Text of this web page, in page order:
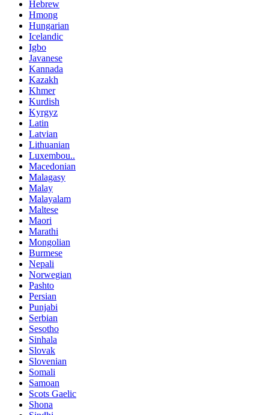
Hebrew
Hmong
Hungarian
Icelandic
Igbo
Javanese
Kannada
Kazakh
Khmer
Kurdish
Kyrgyz
Latin
Latvian
Lithuanian
Luxembou..
Macedonian
Malagasy
Malay
Malayalam
Maltese
Maori
Marathi
Mongolian
Burmese
Nepali
Norwegian
Pashto
Persian
Punjabi
Serbian
Sesotho
Sinhala
Slovak
Slovenian
Somali
Samoan
Scots Gaelic
Shona